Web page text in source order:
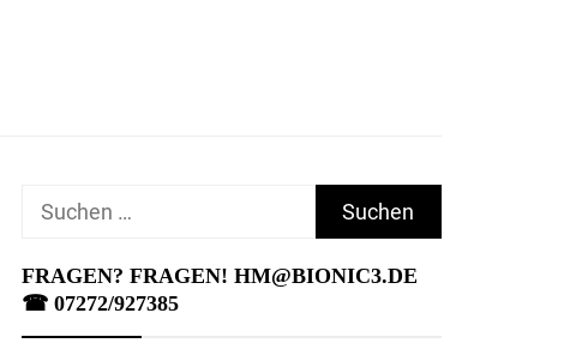
Suchen
FRAGEN? FRAGEN! HM@BIONIC3.DE
☎︎ 07272/927385